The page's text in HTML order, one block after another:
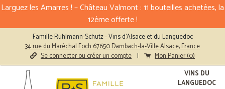
Larguez les Amarres ! – Château Valmont : 11 bouteilles achetées, la
12ème offerte !
Famille Ruhlmann-Schutz - Vins d'Alsace et du Languedoc
34 rue du Maréchal Foch 67650 Dambach-la-Ville Alsace, France
Se connecter ou créer un compte | Mon Panier (0)
VINS DU
LANGUEDOC